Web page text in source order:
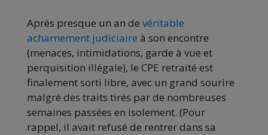
Après presque un an de véritable
acharnement judiciaire à son encontre
(menaces, intimidations, garde à vue et
perquisition illégale), le CPE retraité est
finalement sorti libre, avec un grand sourire
malgré des traits tirés par de nombreuses
semaines passées en isolement. (Pour
rappel, il avait refusé de rentrer dans sa